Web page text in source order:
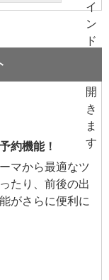
約機能！
マから最適なツ
たり、前後の出
がさらに便利に